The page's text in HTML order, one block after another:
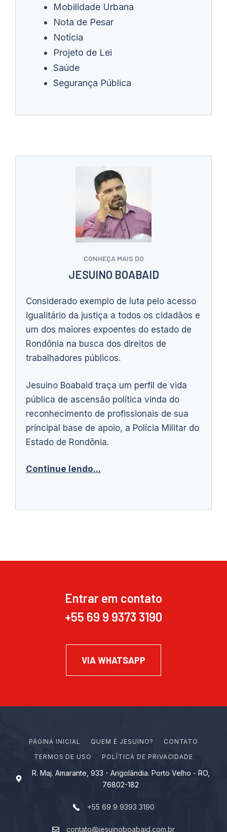
Mobilidade Urbana
Nota de Pesar
Notícia
Projeto de Lei
Saúde
Segurança Pública
CONHEÇA MAIS DO
JESUINO BOABAID
Considerado exemplo de luta pelo acesso
igualitário da justiça a todos os cidadãos e
um dos maiores expoentes do estado de
Rondônia na busca dos direitos de
trabalhadores públicos.
Jesuino Boabaid traça um perfil de vida
pública de ascensão política vinda do
reconhecimento de profissionais de sua
principal base de apoio, a Polícia Militar do
Estado de Rondônia.
Continue lendo...
Entrar em contato
+55 69 9 9373 3190
VIA WHATSAPP
PÁGINA INICIAL Q U EM É J ES U I N O?
CONTATO
TERMOS DE USO
POLÍTICA DE PRIVACIDADE
R. Maj. Amarante, 933 - Arigolândia. Porto Velho - RO,
76802-182
+55 69 9 9393 3190
contato@jesuinoboabaid.com.br